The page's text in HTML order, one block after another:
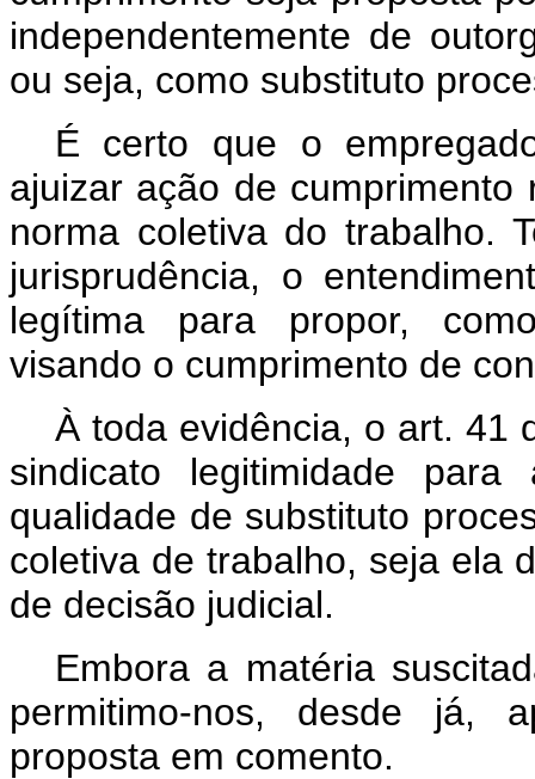
independentemente de
ou seja, como substituto
É certo que o
ajuizar ação de
norma coletiva do trabalho.
jurisprudência, o
legítima para propor,
visando o cumprimento de
À toda evidência, o art.41
sindicato legitimidade
qualidade de substituto
coletiva de trabalho, seja ela
de decisão judicial.
Embora a matéria
permitimo-nos, desde já,
proposta em comento.